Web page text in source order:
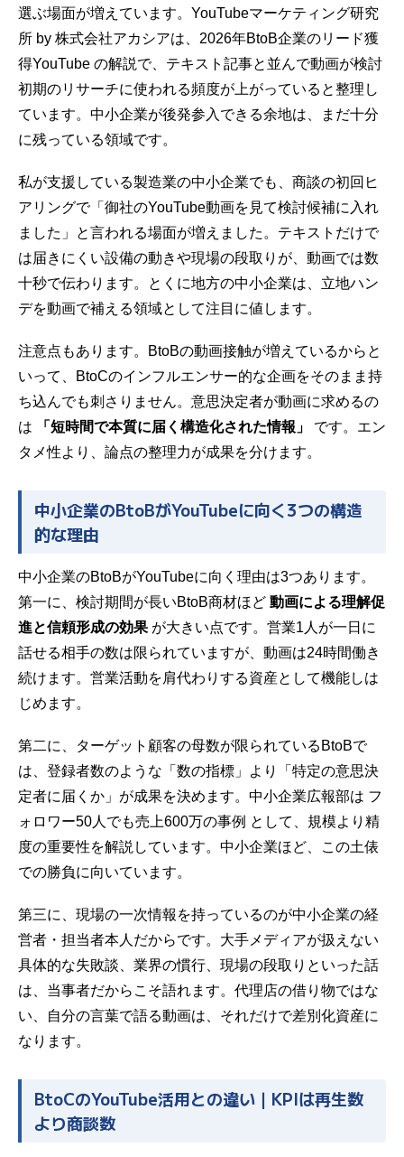
選ぶ場面が増えています。YouTubeマーケティング研究
所 by 株式会社アカシアは、 2026年BtoB企業のリード獲
得YouTube の解説で、テキスト記事と並んで動画が検討
初期のリサーチに使われる頻度が上がっていると整理し
ています。中小企業が後発参入できる余地は、まだ十分
に残っている領域です。
私が支援している製造業の中小企業でも、商談の初回ヒ
アリングで「御社のYouTube動画を見て検討候補に入れ
ました」と言われる場面が増えました。テキストだけで
は届きにくい設備の動きや現場の段取りが、動画では数
十秒で伝わります。とくに地方の中小企業は、立地ハン
デを動画で補える領域として注目に値します。
注意点もあります。BtoBの動画接触が増えているからと
いって、BtoCのインフルエンサー的な企画をそのまま持
ち込んでも刺さりません。意思決定者が動画に求めるの
は
「短時間で本質に届く構造化された情報」
です。エン
タメ性より、論点の整理力が成果を分けます。
中小企業のBtoBがYouTubeに向く3つの構造
的な理由
中小企業のBtoBがYouTubeに向く理由は3つあります。
第一に、検討期間が長いBtoB商材ほど 動画による理解促
進と信頼形成の効果 が大きい点です。営業1人が一日に
話せる相手の数は限られていますが、動画は24時間働き
続けます。営業活動を肩代わりする資産として機能しは
じめます。
第二に、ターゲット顧客の母数が限られているBtoBで
は、登録者数のような「数の指標」より「特定の意思決
定者に届くか」が成果を決めます。中小企業広報部は フ
ォロワー50人でも売上600万の事例 として、規模より精
度の重要性を解説しています。中小企業ほど、この土俵
での勝負に向いています。
第三に、現場の一次情報を持っているのが中小企業の経
営者・担当者本人だからです。大手メディアが扱えない
具体的な失敗談、業界の慣行、現場の段取りといった話
は、当事者だからこそ語れます。代理店の借り物ではな
い、自分の言葉で語る動画は、それだけで差別化資産に
なります。
BtoCのYouTube活用との違い｜KPIは再生数
より商談数